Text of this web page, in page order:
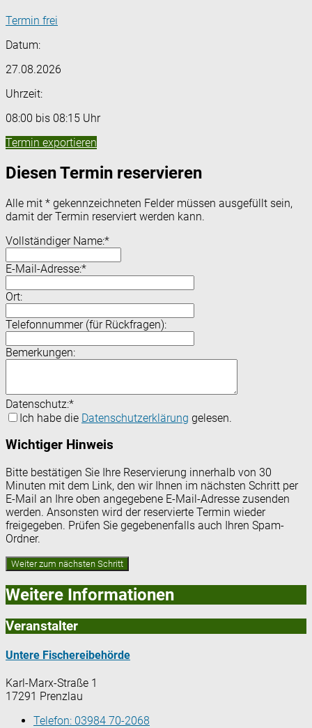
Termin frei
Datum:
27.08.2026
Uhrzeit:
08:00 bis 08:15 Uhr
Termin exportieren
Diesen Termin reservieren
Alle mit * gekennzeichneten Felder müssen ausgefüllt sein,
damit der Termin reserviert werden kann.
Vollständiger Name:*
E-Mail-Adresse:*
Ort:
Telefonnummer (für Rückfragen):
Bemerkungen:
Datenschutz:*
Ich habe die Datenschutzerklärung gelesen.
Wichtiger Hinweis
Bitte bestätigen Sie Ihre Reservierung innerhalb von 30
Minuten mit dem Link, den wir Ihnen im nächsten Schritt per
E-Mail an Ihre oben angegebene E-Mail-Adresse zusenden
werden. Ansonsten wird der reservierte Termin wieder
freigegeben. Prüfen Sie gegebenenfalls auch Ihren Spam-
Ordner.
Weitere Informationen
Veranstalter
Untere Fischereibehörde
Karl-Marx-Straße 1
17291 Prenzlau
Telefon: 03984 70-2068